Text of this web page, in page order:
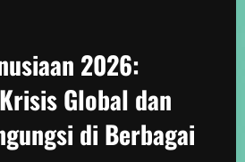
2026:
Global dan
di Berbagai